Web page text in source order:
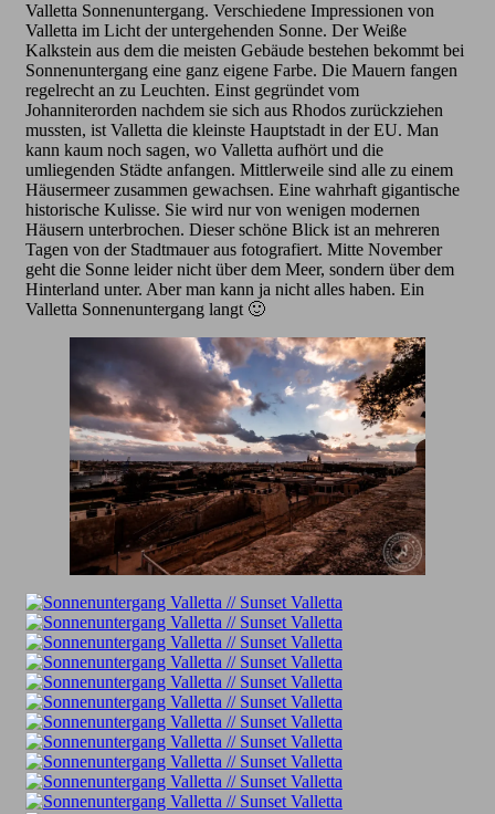
Valletta Sonnenuntergang. Verschiedene Impressionen von
Valletta im Licht der untergehenden Sonne. Der Weiße
Kalkstein aus dem die meisten Gebäude bestehen bekommt bei
Sonnenuntergang eine ganz eigene Farbe. Die Mauern fangen
regelrecht an zu Leuchten. Einst gegründet vom
Johanniterorden nachdem sie sich aus Rhodos zurückziehen
mussten, ist Valletta die kleinste Hauptstadt in der EU. Man
kann kaum noch sagen, wo Valletta aufhört und die
umliegenden Städte anfangen. Mittlerweile sind alle zu einem
Häusermeer zusammen gewachsen. Eine wahrhaft gigantische
historische Kulisse. Sie wird nur von wenigen modernen
Häusern unterbrochen. Dieser schöne Blick ist an mehreren
Tagen von der Stadtmauer aus fotografiert. Mitte November
geht die Sonne leider nicht über dem Meer, sondern über dem
Hinterland unter. Aber man kann ja nicht alles haben. Ein
Valletta Sonnenuntergang langt 🙂